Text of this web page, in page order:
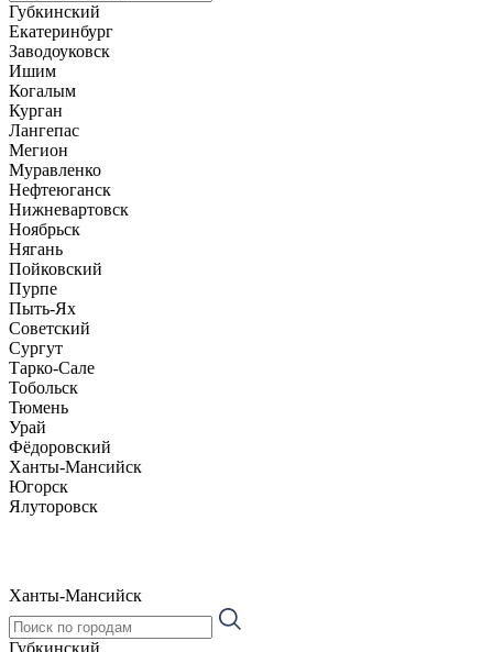
Губкинский
Екатеринбург
Заводоуковск
Ишим
Когалым
Курган
Лангепас
Мегион
Муравленко
Нефтеюганск
Нижневартовск
Ноябрьск
Нягань
Пойковский
Пурпе
Пыть-Ях
Советский
Сургут
Тарко-Сале
Тобольск
Тюмень
Урай
Фёдоровский
Ханты-Мансийск
Югорск
Ялуторовск
Ханты-Мансийск
Губкинский